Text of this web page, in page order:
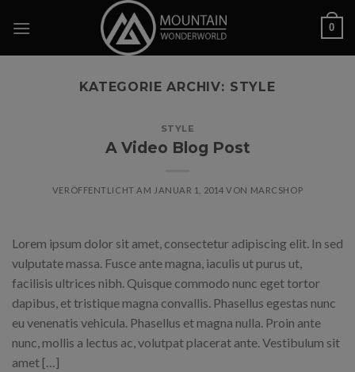
0
KATEGORIE ARCHIV: STYLE
STYLE
A Video Blog Post
VERÖFFENTLICHT AM JANUAR 1, 2014 VON MARCSHOP
Lorem ipsum dolor sit amet, consectetur adipiscing elit. In sed
vulputate massa. Fusce ante magna, iaculis ut purus ut,
facilisis ultrices nibh. Quisque commodo nunc eget tortor
dapibus, et tristique magna convallis. Phasellus egestas nunc
eu venenatis vehicula. Phasellus et magna nulla. Proin ante
nunc, mollis a lectus ac, volutpat placerat ante. Vestibulum sit
amet […]